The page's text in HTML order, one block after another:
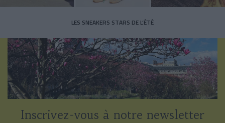
LES SNEAKERS STARS DE L’ÉTÉ
Inscrivez-vous à notre newsletter